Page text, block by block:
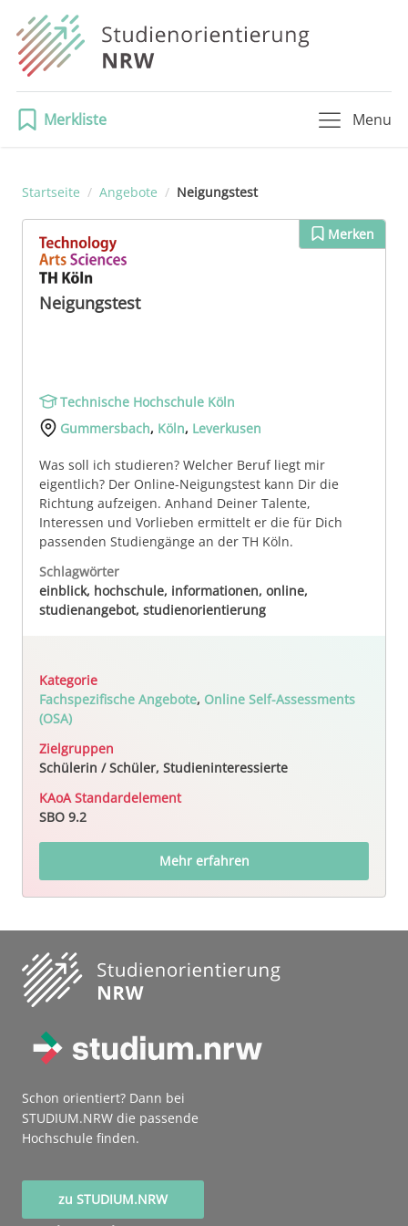
Merkliste Menu
Startseite / Angebote / Neigungstest
Merken
Neigungstest
Technische Hochschule Köln
Gummersbach, Köln, Leverkusen
Was soll ich studieren? Welcher Beruf liegt mir
eigentlich? Der Online-Neigungstest kann Dir die
Richtung aufzeigen. Anhand Deiner Talente,
Interessen und Vorlieben ermittelt er die für Dich
passenden Studiengänge an der TH Köln.
Schlagwörter
einblick, hochschule, informationen, online,
studienangebot, studienorientierung
Kategorie
Fachspezifische Angebote, Online Self-Assessments
(OSA)
Zielgruppen
Schülerin / Schüler, Studieninteressierte
KAoA Standardelement
SBO 9.2
Mehr erfahren
Schon orientiert? Dann bei
STUDIUM.NRW die passende
Hochschule finden.
zu STUDIUM.NRW